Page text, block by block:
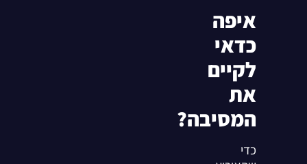
איפה
כדאי
לקיים
את
המסיבה?
כדי